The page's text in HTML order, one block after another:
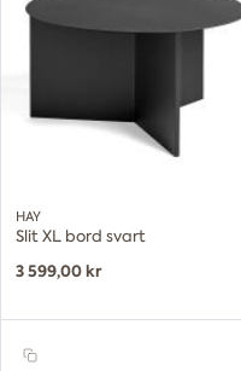
HAY
Slit XL bord svart
3 599,00 kr